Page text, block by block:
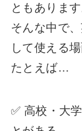
ともあります
そんな中で
して使える
たとえば…
✅ 高校・大